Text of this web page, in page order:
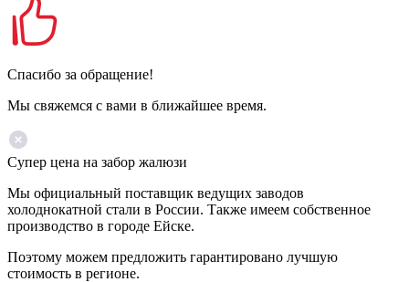
Спасибо за обращение!
Мы свяжемся с вами в ближайшее время.
Супер цена на забор жалюзи
Мы официальный поставщик ведущих заводов
холоднокатной стали в России. Также имеем собственное
производство в городе Ейске.
Поэтому можем предложить гарантировано лучшую
стоимость в регионе.